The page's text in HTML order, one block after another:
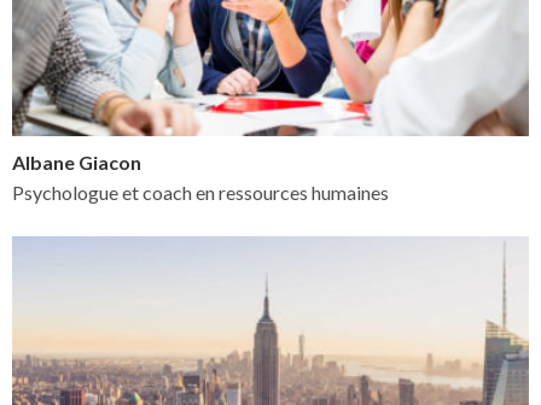
Albane Giacon
Psychologue et coach en ressources humaines